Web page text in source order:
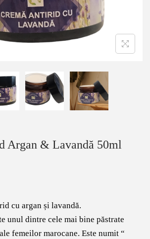
Argan & Lavandă 50ml
cu argan și lavandă.
unul dintre cele mai bine păstrate
femeilor marocane. Este numit “